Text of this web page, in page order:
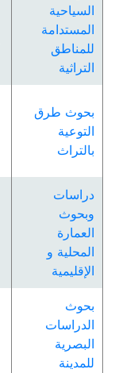
السياحية
المستدامة
للمناطق
التراثية
بحوث طرق
التوعية
بالتراث
دراسات
وبحوث
العمارة
المحلية و
الإقليمية
بحوث
الدراسات
البصرية
للمدينة